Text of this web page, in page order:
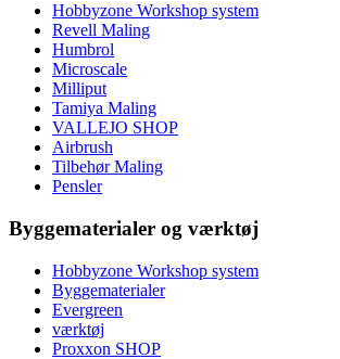
Hobbyzone Workshop system
Revell Maling
Humbrol
Microscale
Milliput
Tamiya Maling
VALLEJO SHOP
Airbrush
Tilbehør Maling
Pensler
Byggematerialer og værktøj
Hobbyzone Workshop system
Byggematerialer
Evergreen
værktøj
Proxxon SHOP